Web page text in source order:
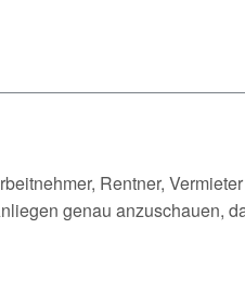
Rentner,
genau anzuschauen,